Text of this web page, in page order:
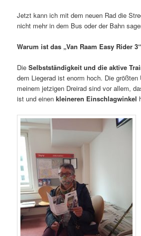
Jetzt kann ich mit dem neuen Rad die
nicht mehr in dem Bus oder der Bahn
Warum ist das „Van Raam Easy Rider
DieSelbstständigkeit und die aktive
dem Liegerad ist enorm hoch. Die größten
meinem jetzigen Dreirad sind vor allem,
ist und einenkleineren Einschlagwinkel